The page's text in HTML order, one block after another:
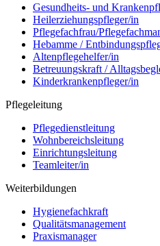
Gesundheits- und
Heilerziehungspfleger/in
Pflegefachfrau/
Hebamme /
Altenpflegehelfer/in
Betreuungskraft /
Kinderkrankenpfleger/in
Pflegeleitung
Pflegedienstleitung
Wohnbereichsleitung
Einrichtungsleitung
Teamleiter/in
Weiterbildungen
Hygienefachkraft
Qualitätsmanagement
Praxismanager